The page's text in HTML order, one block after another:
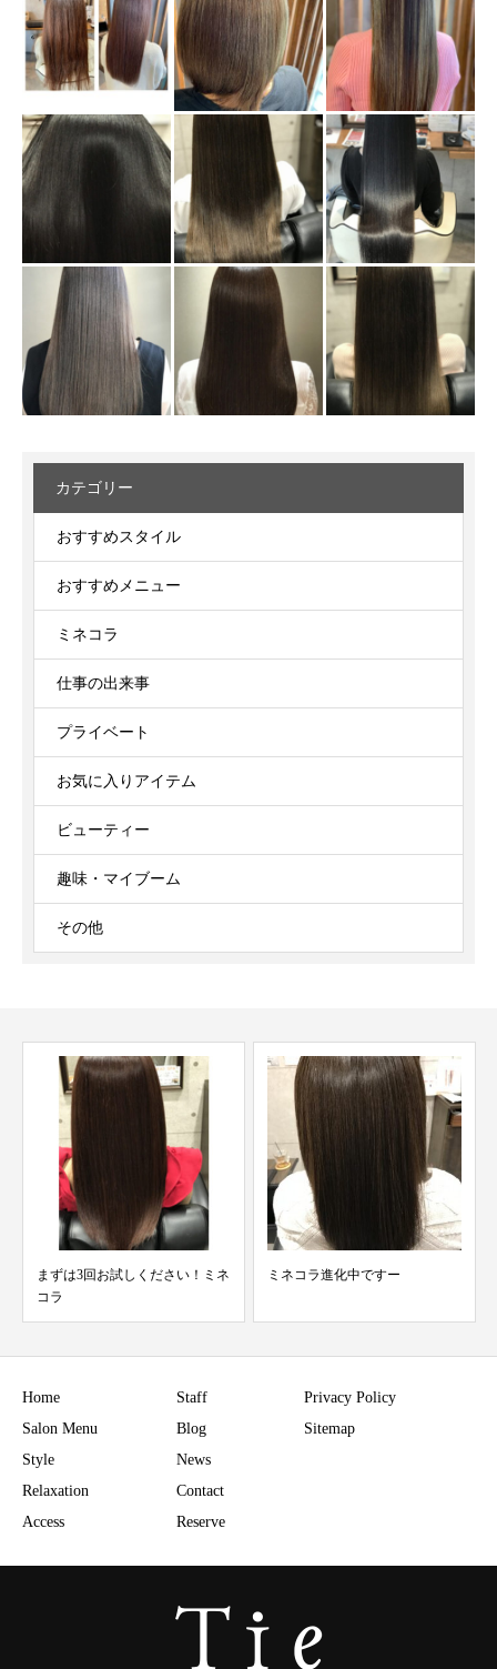
カテゴリー
おすすめスタイル
おすすめメニュー
ミネコラ
仕事の出来事
プライベート
お気に入りアイテム
ビューティー
趣味・マイブーム
その他
ミネコラ進化中ですー ミネコラパーフェクトの威力
Home
Salon Menu
Style
Relaxation
Access
Staff
Blog
News
Contact
Reserve
Privacy Policy
Sitemap